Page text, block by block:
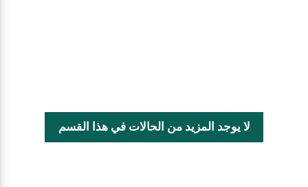
لا يوجد المزيد من الحالات في هذا القسم